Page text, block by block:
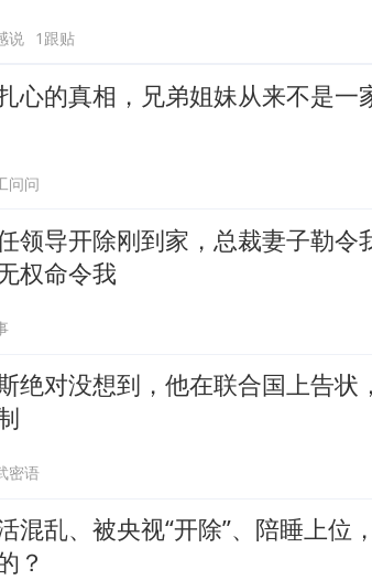
说 1跟贴
心的真相，兄弟姐妹从来不是一
问问
领导开除刚到家，总裁妻子勒令
权命令我
绝对没想到，他在联合国上告状
密语
混乱、被央视“开除”、陪睡上位
？